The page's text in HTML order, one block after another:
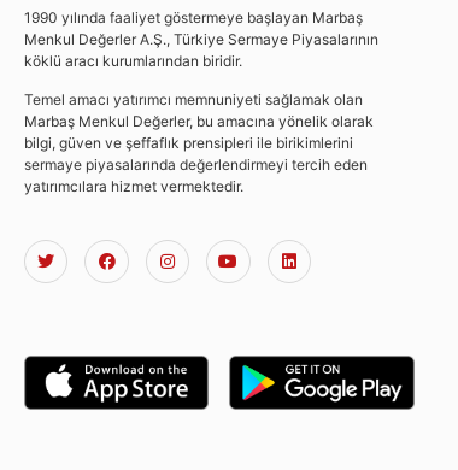
1990 yılında faaliyet göstermeye başlayan Marbaş
Menkul Değerler A.Ş., Türkiye Sermaye Piyasalarının
köklü aracı kurumlarından biridir.
Temel amacı yatırımcı memnuniyeti sağlamak olan
Marbaş Menkul Değerler, bu amacına yönelik olarak
bilgi, güven ve şeffaflık prensipleri ile birikimlerini
sermaye piyasalarında değerlendirmeyi tercih eden
yatırımcılara hizmet vermektedir.